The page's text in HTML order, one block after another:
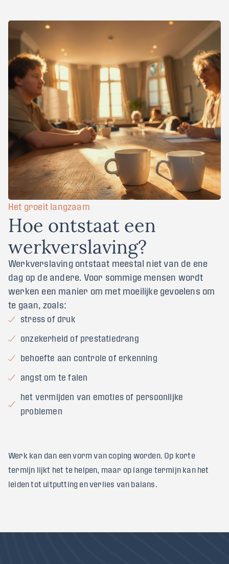
Het groeit langzaam
Hoe ontstaat een
werkverslaving?
Werkverslaving ontstaat meestal niet van de ene
dag op de andere. Voor sommige mensen wordt
werken een manier om met moeilijke gevoelens om
te gaan, zoals:
stress of druk
onzekerheid of prestatiedrang
behoefte aan controle of erkenning
angst om te falen
het vermijden van emoties of persoonlijke
problemen
Werk kan dan een vorm van coping worden. Op korte
termijn lijkt het te helpen, maar op lange termijn kan het
leiden tot uitputting en verlies van balans.